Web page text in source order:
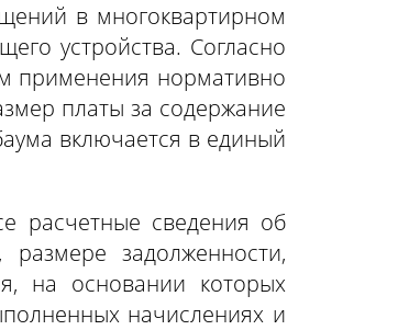
в многоквартирном
устройства. Согласно
применения нормативно
платы за содержание
включается в единый
расчетные сведения об
задолженности,
на основании которых
начислениях и